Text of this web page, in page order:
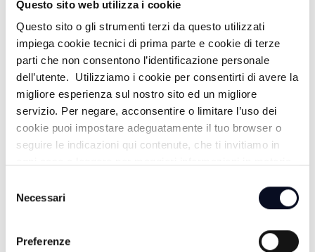
Questo sito web utilizza i cookie
Questo sito o gli strumenti terzi da questo utilizzati
impiega cookie tecnici di prima parte e cookie di terze
parti che non consentono l’identificazione personale
dell’utente. Utilizziamo i cookie per consentirti di avere la
migliore esperienza sul nostro sito ed un migliore
servizio. Per negare, acconsentire o limitare l’uso dei
cookie puoi impostare adeguatamente il tuo browser o
seguire le indicazioni qui contenute, che ti invitiamo in
delNecessari
Preferenze
ALTRE NOTIZIE TUTTE LE NOTIZIE
7 AGOSTO 2026